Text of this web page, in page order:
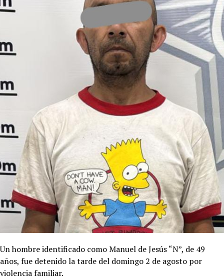
Un hombre identificado como Manuel de Jesús “N”, de 49
años, fue detenido la tarde del domingo 2 de agosto por
violencia familiar.